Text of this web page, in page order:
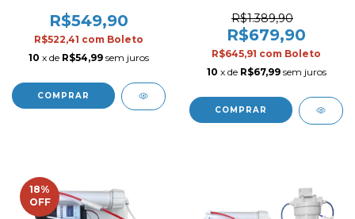
R$549,90
R$522,41 com Boleto
10 x de R$54,99 sem juros
COMPRAR
para Aquários Marinhos
R$1.389,90
R$679,90
R$645,91 com Boleto
10 x de R$67,99 sem juros
COMPRAR
18%
OFF